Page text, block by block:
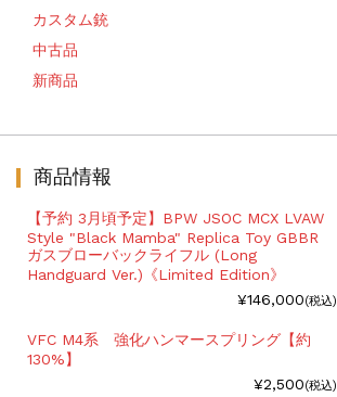
カスタム銃
中古品
新商品
商品情報
【予約 3月頃予定】BPW JSOC MCX LVAW
Style "Black Mamba" Replica Toy GBBR
ガスブローバックライフル (Long
Handguard Ver.)《Limited Edition》
¥146,000(税込)
VFC M4系 強化ハンマースプリング【約
130%】
¥2,500(税込)